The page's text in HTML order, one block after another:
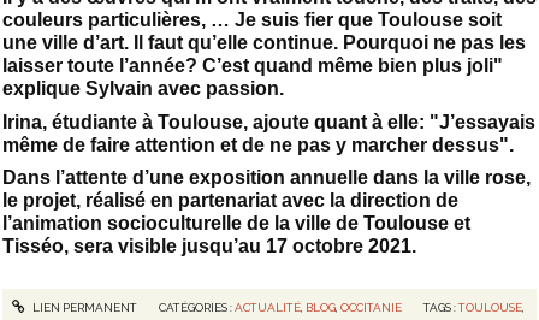
couleurs particulières, … Je suis fier que Toulouse soit
une ville d’art. Il faut qu’elle continue. Pourquoi ne pas les
laisser toute l’année? C’est quand même bien plus joli"
explique Sylvain avec passion.
Irina, étudiante à Toulouse, ajoute quant à elle: "J’essayais
même de faire attention et de ne pas y marcher dessus".
Dans l’attente d’une exposition annuelle dans la ville rose,
le projet, réalisé en partenariat avec la direction de
l’animation socioculturelle de la ville de Toulouse et
Tisséo, sera visible jusqu’au 17 octobre 2021.
LIEN PERMANENT CATÉGORIES :ACTUALITÉ, BLOG, OCCITANIE TAGS :TOULOUSE